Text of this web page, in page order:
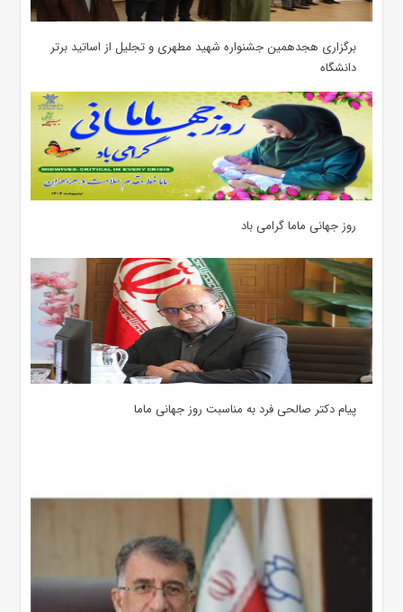
برگزاری هجدهمین جشنواره شهید مطهری و تجلیل از اساتید برتر
دانشگاه
روز جهانی ماما گرامی باد
پیام دکتر صالحی فرد به مناسبت روز جهانی ماما